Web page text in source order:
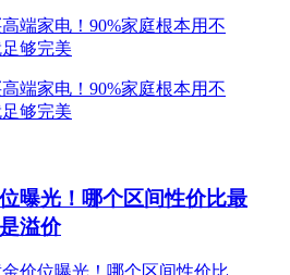
曝光！哪个区间性价比最
溢价